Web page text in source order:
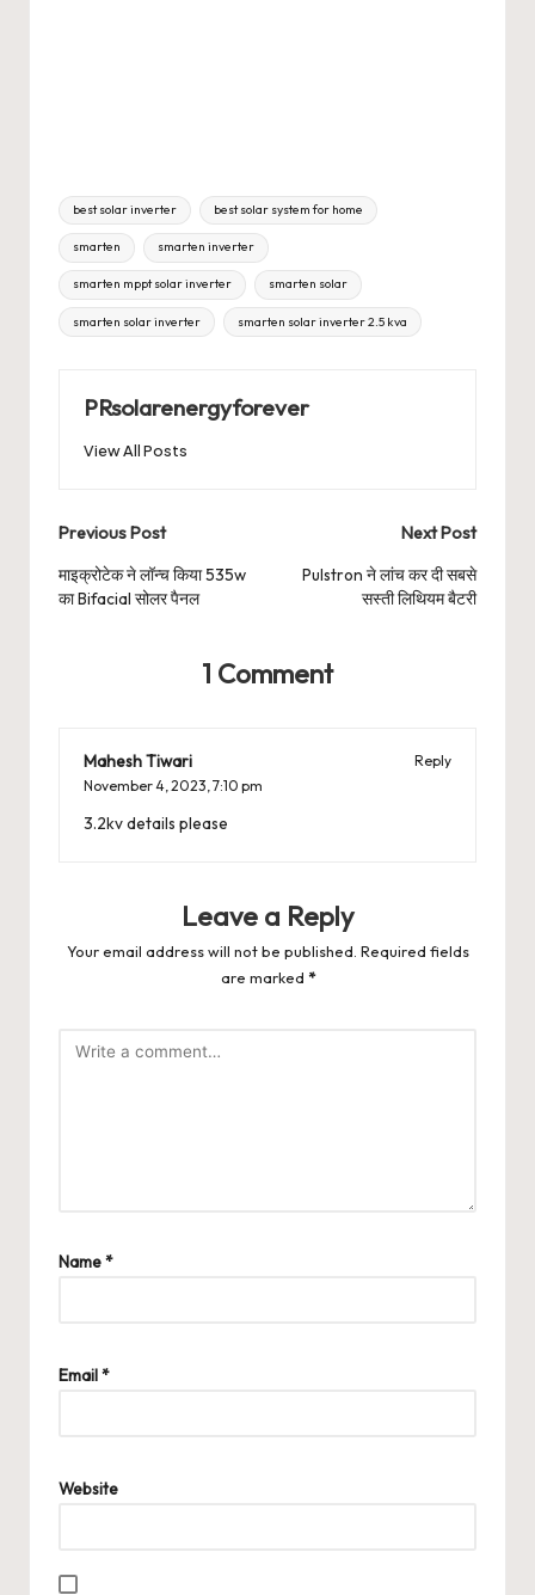
Tags:
best solar inverter best solar system for home
smarten smarten inverter
smarten mppt solar inverter smarten solar
smarten solar inverter smarten solar inverter 2.5 kva
PRsolarenergyforever
View All Posts
Post
navigation
Previous Post
माइक्रोटेक ने लॉन्च किया 535w
का Bifacial सोलर पैनल
Next Post
Pulstron ने लांच कर दी सबसे
सस्ती लिथियम बैटरी
1 Comment
Mahesh Tiwari
Reply
November 4, 2023, 7:10 pm
3.2kv details please
Leave a Reply
Your email address will not be published. Required fields
are marked *
Name*
Email*
Website